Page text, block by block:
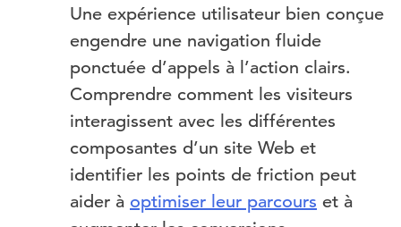
Une expérience utilisateur bien conçue
engendre une navigation fluide
ponctuée d’appels à l’action clairs.
Comprendre comment les visiteurs
interagissent avec les différentes
composantes d’un site Web et
identifier les points de friction peut
aider à optimiser leur parcours et à